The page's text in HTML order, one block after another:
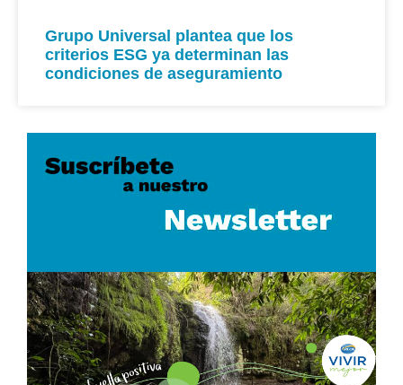
Grupo Universal plantea que los
criterios ESG ya determinan las
condiciones de aseguramiento